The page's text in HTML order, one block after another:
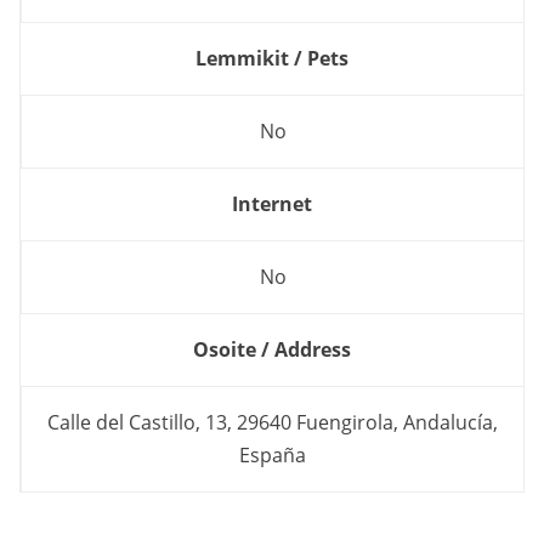
Lemmikit / Pets
No
Internet
No
Osoite / Address
Calle del Castillo, 13, 29640 Fuengirola, Andalucía,
España